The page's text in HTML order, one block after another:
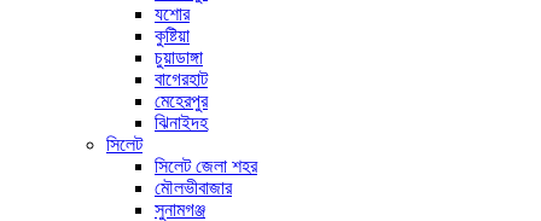
যশোর
কুষ্টিয়া
চুয়াডাঙ্গা
বাগেরহাট
মেহেরপুর
ঝিনাইদহ
সিলেট
সিলেট জেলা শহর
মৌলভীবাজার
সুনামগঞ্জ